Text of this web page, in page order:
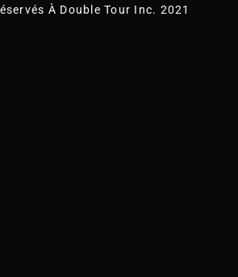
À Double Tour Inc. 2021